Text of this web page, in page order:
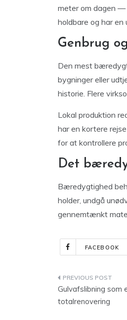
meter om dagen —
holdbare og har
Genbrug
Den mest
bygninger eller
historie. Flere
Lokal produktion
har en kortere
for at kontrollere
Det
Bæredygtighed
holder, undgå
gennemtænkt
FACEBOOK
Gulvafslibning som
totalrenovering